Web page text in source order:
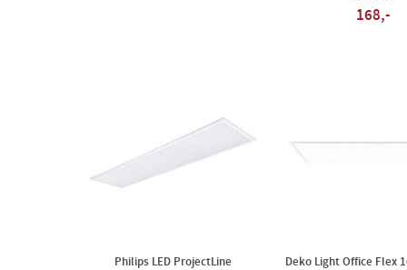
168,-
Philips LED ProjectLine
Deko Light Office Flex